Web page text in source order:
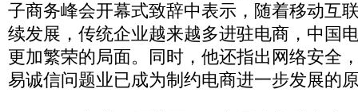
子商务峰会开幕式致辞中表示，随着移动互
续发展，传统企业越来越多进驻电商，中国
更加繁荣的局面。同时，他还指出网络安全
易诚信问题业已成为制约电商进一步发展的